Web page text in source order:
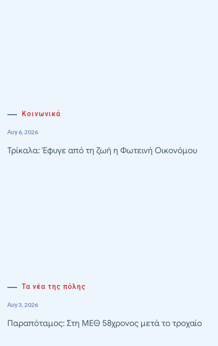
Κοινωνικά
Αυγ 6, 2026
Τρίκαλα: Έφυγε από τη ζωή η Φωτεινή Οικονόμου
Τα νέα της πόλης
Αυγ 3, 2026
Παραπόταμος: Στη ΜΕΘ 58χρονος μετά το τροχαίο